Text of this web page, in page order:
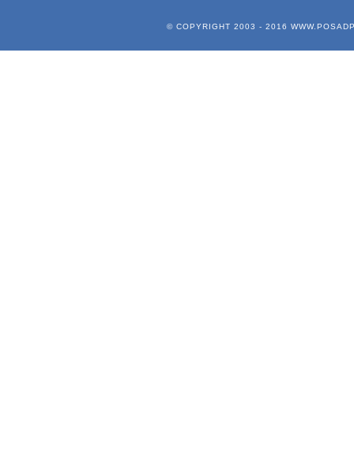
© COPYRIGHT 2003 - 2016